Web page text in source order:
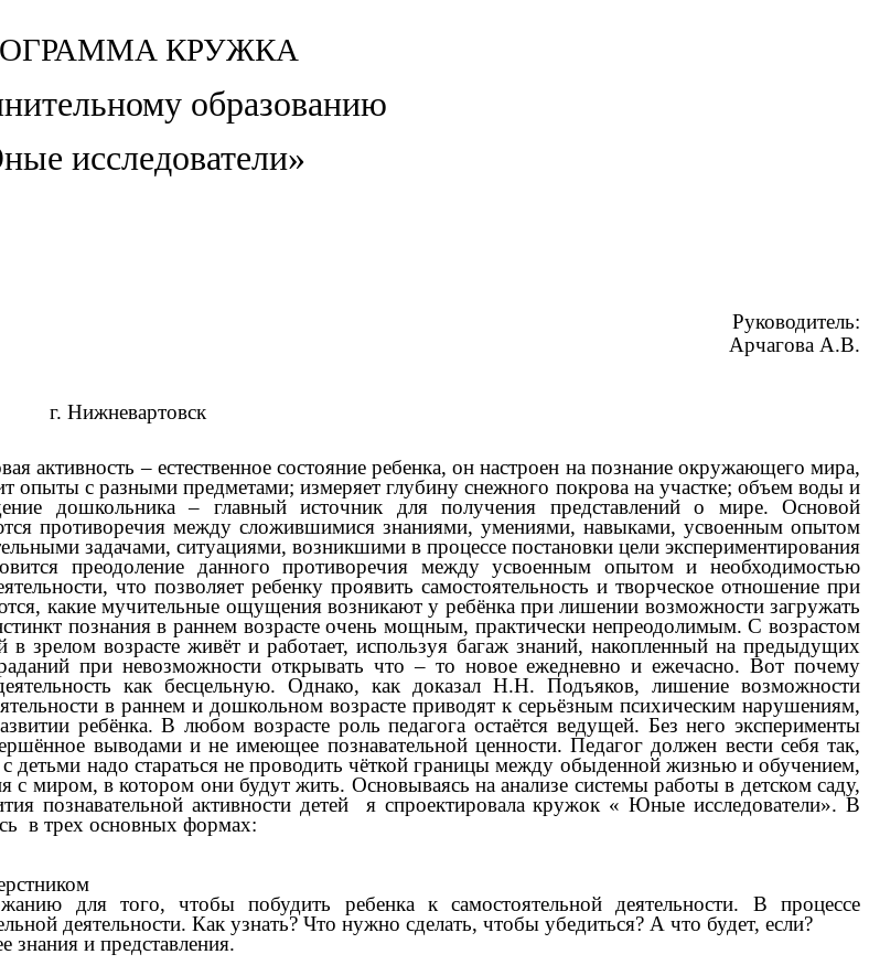
КРУЖКА
образованию
исследователи»
Руководитель:
Арчагова А.В.
г. Нижневартовск
активность – естественное состояние ребенка, он настроен на познание окружающего мира,
опыты с разными предметами; измеряет глубину снежного покрова на участке; объем воды и
дошкольника – главный источник для получения представлений о мире. Основой
противоречия между сложившимися знаниями, умениями, навыками, усвоенным опытом
задачами, ситуациями, возникшими в процессе постановки цели экспериментирования
преодоление данного противоречия между усвоенным опытом и необходимостью
что позволяет ребенку проявить самостоятельность и творческое отношение при
какие мучительные ощущения возникают у ребёнка при лишении возможности загружать
познания в раннем возрасте очень мощным, практически непреодолимым. С возрастом
в зрелом возрасте живёт и работает, используя багаж знаний, накопленный на предыдущих
при невозможности открывать что – то новое ежедневно и ежечасно. Вот почему
как бесцельную. Однако, как доказал Н.Н. Подъяков, лишение возможности
в раннем и дошкольном возрасте приводят к серьёзным психическим нарушениям,
ребёнка. В любом возрасте роль педагога остаётся ведущей. Без него эксперименты
выводами и не имеющее познавательной ценности. Педагог должен вести себя так,
детьми надо стараться не проводить чёткой границы между обыденной жизнью и обучением,
с миром, в котором они будут жить. Основываясь на анализе системы работы в детском саду,
познавательной активности детей я спроектировала кружок « Юные исследователи». В
в трех основных формах:
для того, чтобы побудить ребенка к самостоятельной деятельности. В процессе
деятельности. Как узнать? Что нужно сделать, чтобы убедиться? А что будет, если?
знания и представления.